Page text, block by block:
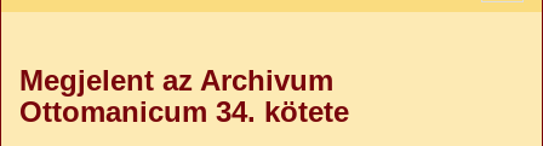
Megjelent az Archivum
Ottomanicum 34. kötete